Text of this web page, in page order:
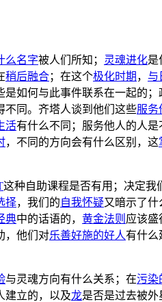
么名字被人们所知； 灵魂进化是
稍后融合；在这个极化时期 ， 与
是如何与此事件联系在一起的；
不同。齐塔人谈到他们这些服务
活有什么不同；服务他人的人是
，不同的方向会有什么区别，这
这种自助课程是否有用；决定我
择，我们的自我怀疑又暗示了什
典中的话语的， 黄金法则 应该盛
，他们对乐善好施的好人有什么
与灵魂方向有什么关系；在污染
建立的，以及龙是否是过去被外